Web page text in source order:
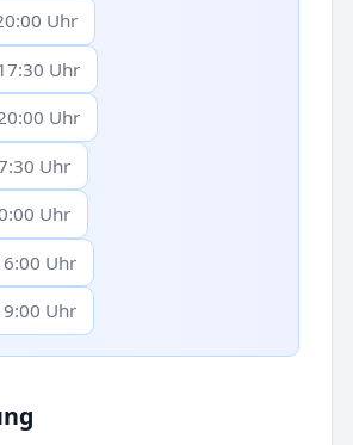
Uhr
Uhr
Uhr
Uhr
Uhr
Uhr
Uhr